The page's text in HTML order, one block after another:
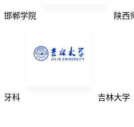
邯郸学院 陕西
牙科 吉林大学